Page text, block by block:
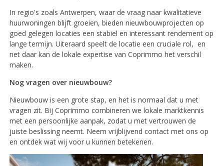
In regio's zoals Antwerpen, waar de vraag naar kwalitatieve
huurwoningen blijft groeien, bieden nieuwbouwprojecten op
goed gelegen locaties een stabiel en interessant rendement op
lange termijn. Uiteraard speelt de locatie een cruciale rol, en
net daar kan de lokale expertise van Coprimmo het verschil
maken.
Nog vragen over nieuwbouw?
Nieuwbouw is een grote stap, en het is normaal dat u met
vragen zit. Bij Coprimmo combineren we lokale marktkennis
met een persoonlijke aanpak, zodat u met vertrouwen de
juiste beslissing neemt. Neem vrijblijvend contact met ons op
en ontdek wat wij voor u kunnen betekenen.